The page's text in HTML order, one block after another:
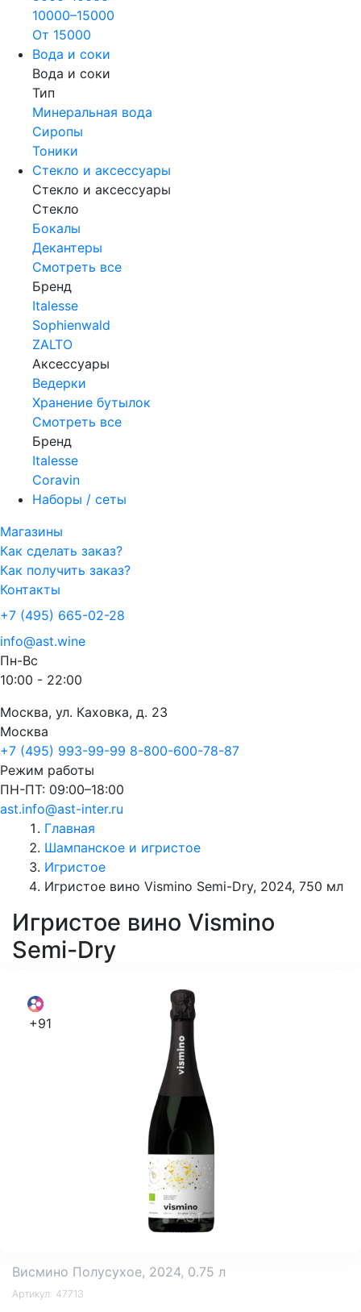
10000–15000
От 15000
Вода и соки
Вода и соки
Тип
Минеральная вода
Сиропы
Тоники
Стекло и аксессуары
Стекло и аксессуары
Стекло
Бокалы
Декантеры
Смотреть все
Бренд
Italesse
Sophienwald
ZALTO
Аксессуары
Ведерки
Хранение бутылок
Смотреть все
Бренд
Italesse
Coravin
Наборы / сеты
Магазины
Как сделать заказ?
Как получить заказ?
Контакты
+7 (495) 665-02-28
info@ast.wine
Пн-Вс
10:00 - 22:00
Москва, ул. Каховка, д. 23
Москва
+7 (495) 993-99-99 8-800-600-78-87
Режим работы
ПН-ПТ: 09:00–18:00
ast.info@ast-inter.ru
Главная
Шампанское и игристое
Игристое
Игристое вино Vismino Semi-Dry, 2024, 750 мл
Игристое вино Vismino
Semi-Dry
+91
Висмино Полусухое, 2024, 0.75 л
Артикул: 47713